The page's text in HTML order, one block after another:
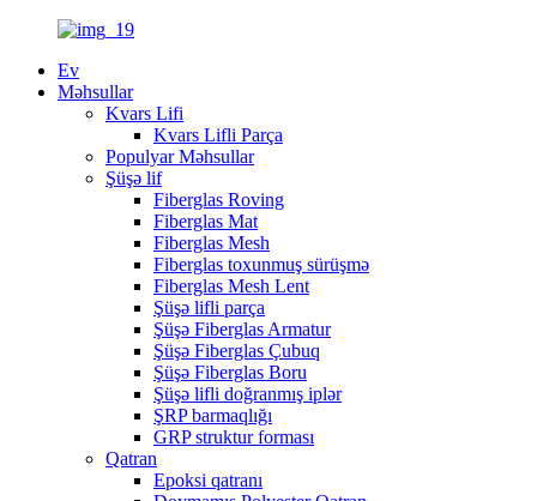
Ev
Məhsullar
Kvars Lifi
Kvars Lifli Parça
Populyar Məhsullar
Şüşə lif
Fiberglas Roving
Fiberglas Mat
Fiberglas Mesh
Fiberglas toxunmuş sürüşmə
Fiberglas Mesh Lent
Şüşə lifli parça
Şüşə Fiberglas Armatur
Şüşə Fiberglas Çubuq
Şüşə Fiberglas Boru
Şüşə lifli doğranmış iplər
ŞRP barmaqlığı
GRP struktur forması
Qatran
Epoksi qatranı